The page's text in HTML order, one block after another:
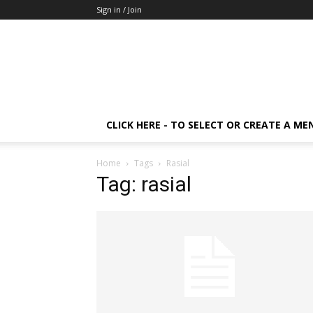
Sign in / Join
CLICK HERE - TO SELECT OR CREATE A
Home Tags Rasial
Tag: rasial